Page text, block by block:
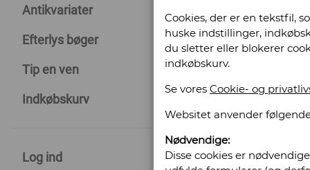
Antikvariater
Efterlys bøger
Tip en ven
Indkøbskurv
Log ind
Sælges af:
Klaregade 27
Cookies, der er en tekstfil,
huske indstillinger,
du sletter eller blokerer
indkøbskurv.
Se vores Cookie- og
Websitet anvender
Nødvendige:
Disse cookies er